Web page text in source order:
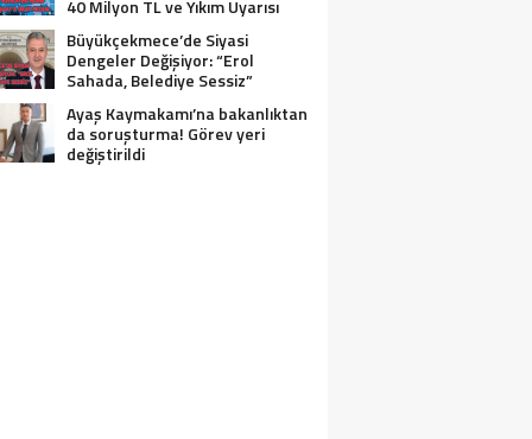
40 Milyon TL ve Yıkım Uyarısı
Büyükçekmece’de Siyasi
Dengeler Değişiyor: “Erol
Sahada, Belediye Sessiz”
Ayaş Kaymakamı’na bakanlıktan
da soruşturma! Görev yeri
değiştirildi